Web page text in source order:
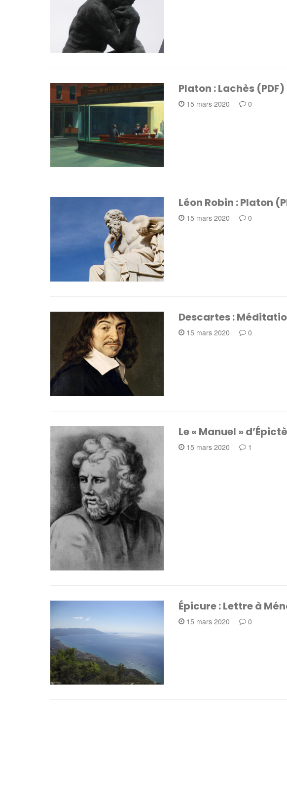
Platon : Lachès (PDF)
15 mars 2020 0
Léon Robin : Platon
15 mars 2020 0
Descartes :
15 mars 2020 0
Le « Manuel »
15 mars 2020 1
Épicure : Lettre à
15 mars 2020 0